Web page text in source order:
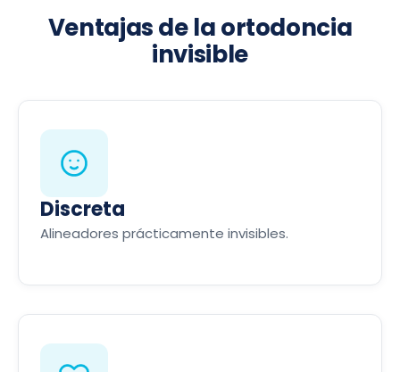
Ventajas de la ortodoncia
invisible
Discreta
Alineadores prácticamente invisibles.